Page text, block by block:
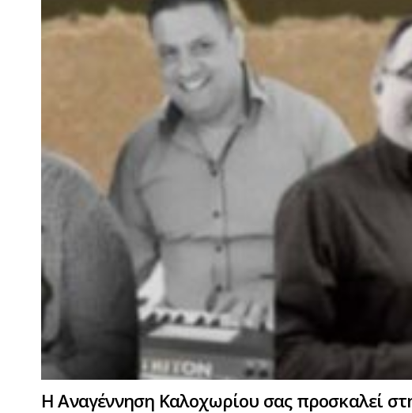
Η Αναγέννηση Καλοχωρίου σας προσκαλεί